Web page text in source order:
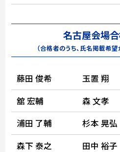
名古屋会場
（合格者のうち、氏名掲載希
藤田 俊希 玉置 翔
舘 宏輔
森 文孝
浦田 了輔
杉本 晃弘
森下 泰之
田中 裕子